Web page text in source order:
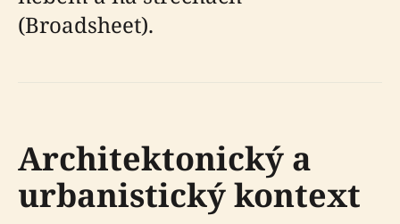
(Broadsheet).
Architektonický a
urbanistický kontext